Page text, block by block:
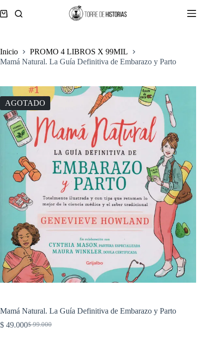
al
Carro
Inicio
PROMO 4 LIBROS X 99MIL
Mamá Natural. La Guía Definitiva de Embarazo y Parto
AGOTADO
Mamá Natural. La Guía Definitiva de Embarazo y Parto
$99.000
El
$ 49.000El